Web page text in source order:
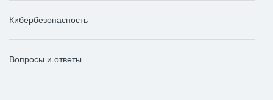
Кибербезопасность
Вопросы и ответы